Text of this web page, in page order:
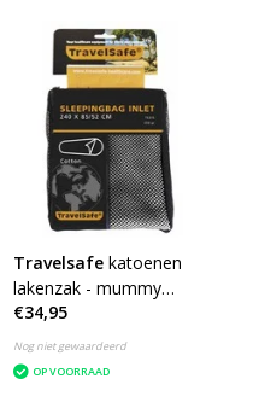
Travelsafe katoenen
lakenzak - mummy
reislaken - wit
€34,95
Nog niet gewaardeerd
OP VOORRAAD